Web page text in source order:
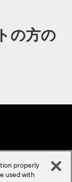
の方の
properly
used with